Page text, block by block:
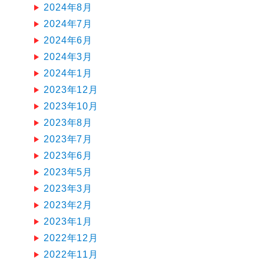
2024年8月
2024年7月
2024年6月
2024年3月
2024年1月
2023年12月
2023年10月
2023年8月
2023年7月
2023年6月
2023年5月
2023年3月
2023年2月
2023年1月
2022年12月
2022年11月